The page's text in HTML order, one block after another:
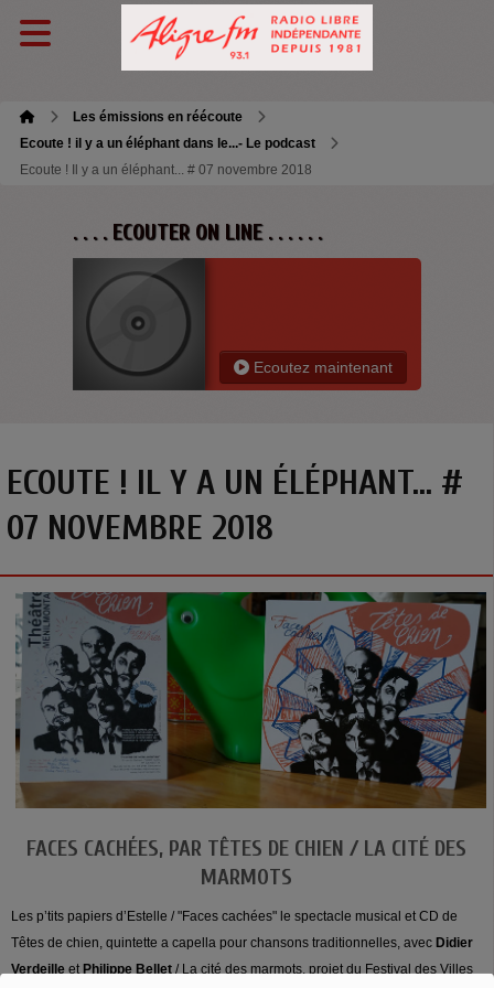
Les émissions en réécoute
Ecoute ! il y a un éléphant dans le...- Le podcast
Ecoute ! Il y a un éléphant... # 07 novembre 2018
. . . . ECOUTER ON LINE . . . . . .
Ecoutez maintenant
ECOUTE ! IL Y A UN ÉLÉPHANT... #
07 NOVEMBRE 2018
FACES CACHÉES, PAR TÊTES DE CHIEN / LA CITÉ DES
MARMOTS
Les p’tits papiers d’Estelle / "Faces cachées" le spectacle musical et CD de
Têtes de chien, quintette a capella pour chansons traditionnelles, avec Didier
Verdeille et Philippe Bellet / La cité des marmots, projet du Festival des Villes